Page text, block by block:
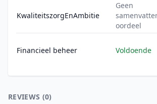
KwaliteitszorgEnAmbitie
Geen
oordeel
Financieel beheer Voldoende
REVIEWS (0)